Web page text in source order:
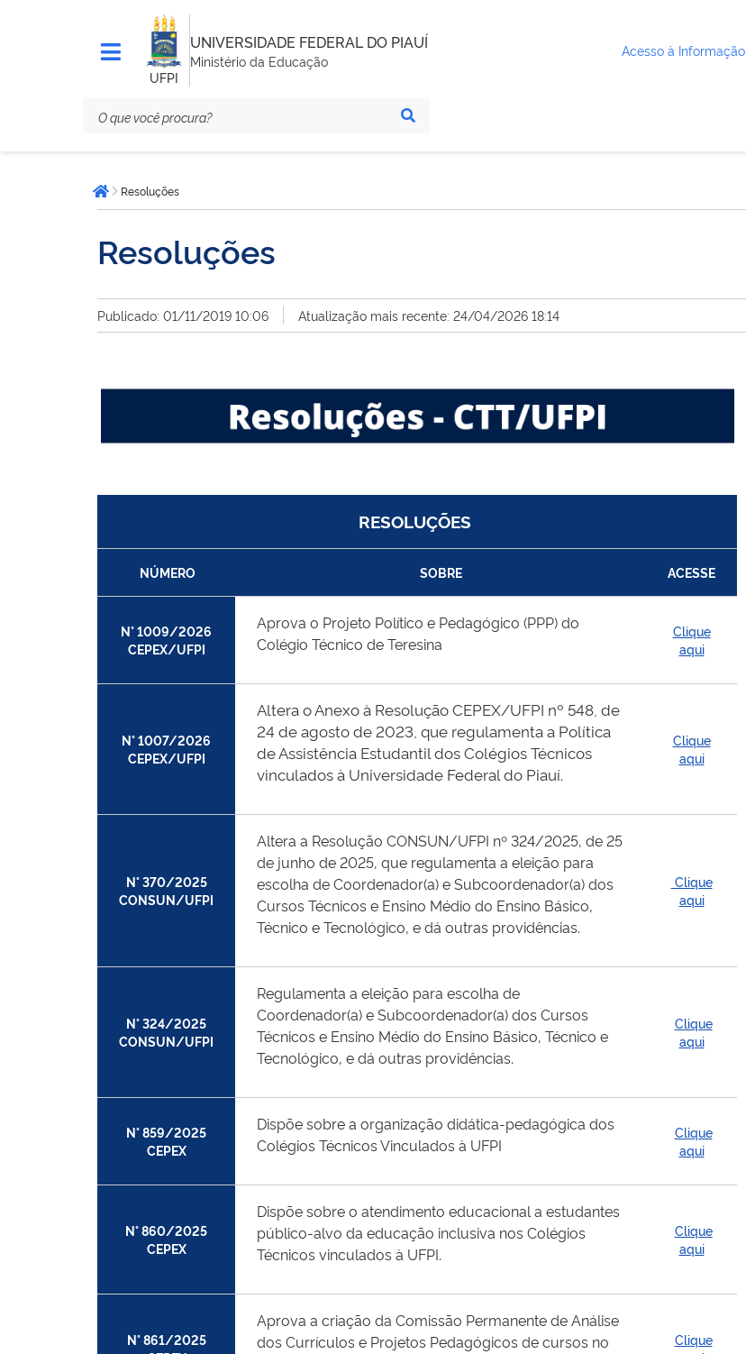
UFPI
UNIVERSIDADE FEDERAL DO PIAUÍ
Ministério da Educação
Acesso à Informação
está
aqui:Página inicial
Resoluções
Resoluções
Publicado: 01/11/2019 10:06 Atualização mais recente: 24/04/2026 18:14
RESOLUÇÕES
NÚMERO SOBRE ACESSE
N° 1009/2026
CEPEX/UFPI
Aprova o Projeto Político e Pedagógico (PPP) do
Colégio Técnico de Teresina
Clique
aqui
N° 1007/2026
CEPEX/UFPI
Altera o Anexo à Resolução CEPEX/UFPI nº 548, de
24 de agosto de 2023, que regulamenta a Política
de Assistência Estudantil dos Colégios Técnicos
vinculados à Universidade Federal do Piauí.
Clique
aqui
N° 370/2025
CONSUN/UFPI
Altera a Resolução CONSUN/UFPI nº 324/2025, de 25
de junho de 2025, que regulamenta a eleição para
escolha de Coordenador(a) e Subcoordenador(a) dos
Cursos Técnicos e Ensino Médio do Ensino Básico,
Técnico e Tecnológico, e dá outras providências.
Clique
aqui
N° 324/2025
CONSUN/UFPI
Regulamenta a eleição para escolha de
Coordenador(a) e Subcoordenador(a) dos Cursos
Técnicos e Ensino Médio do Ensino Básico, Técnico e
Tecnológico, e dá outras providências.
Clique
aqui
N° 859/2025
CEPEX
Dispõe sobre a organização didática-pedagógica dos
Colégios Técnicos Vinculados à UFPI
Clique
aqui
N° 860/2025
CEPEX
Dispõe sobre o atendimento educacional a estudantes
público-alvo da educação inclusiva nos Colégios
Técnicos vinculados à UFPI.
Clique
aqui
N° 861/2025
Aprova a criação da Comissão Permanente de Análise
dos Currículos e Projetos Pedagógicos de cursos no
Clique